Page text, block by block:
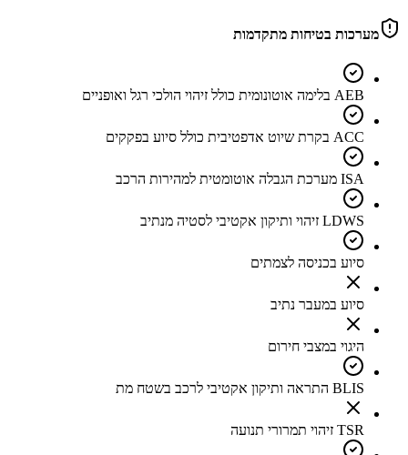
מערכות בטיחות מתקדמות
AEB בלימה אוטונומית כולל זיהוי הולכי רגל ואופניים
ACC בקרת שיוט אדפטיבית כולל סיוע בפקקים
ISA מערכת הגבלה אוטומטית למהירות הרכב
LDWS זיהוי ותיקון אקטיבי לסטיה מנתיב
סיוע בכניסה לצמתים
סיוע במעבר נתיב
היגוי במצבי חירום
BLIS התראה ותיקון אקטיבי לרכב בשטח מת
TSR זיהוי תמרורי תנועה